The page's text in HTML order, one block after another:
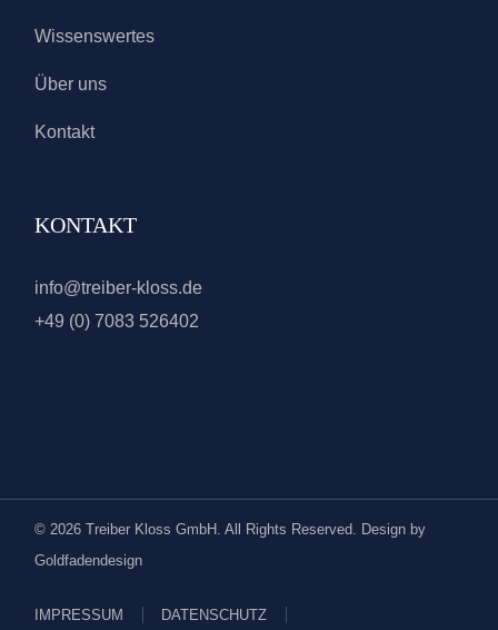
Wissenswertes
Über uns
Kontakt
KONTAKT
info@treiber-kloss.de
+49 (0) 7083 526402
© 2026 Treiber Kloss GmbH. All Rights Reserved. Design by
Goldfadendesign
IMPRESSUM DATENSCHUTZ